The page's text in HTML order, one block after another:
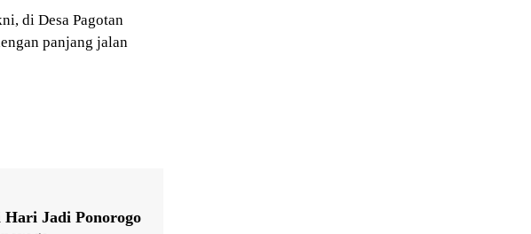
di Desa Pagotan
panjang jalan
Jadi Ponorogo